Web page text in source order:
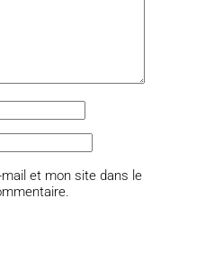
et mon site dans le